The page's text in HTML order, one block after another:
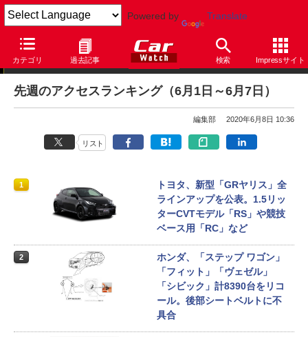
Powered by Translate
カテゴリ 過去記事 検索 Impressサイト
アクセスランキング
先週のアクセスランキング（6月1日～6月7日）
編集部 2020年6月8日 10:36
リスト
1
トヨタ、新型「GRヤリス」全
ラインアップを公表。1.5リッ
ターCVTモデル「RS」や競技
ベース用「RC」など
2
ホンダ、「ステップ ワゴン」
「フィット」「ヴェゼル」
「シビック」計8390台をリコ
ール。後部シートベルトに不
具合